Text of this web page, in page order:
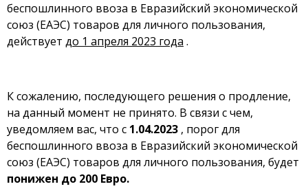
беспошлинного ввоза в Евразийский экономической
союз (ЕАЭС) товаров для личного пользования,
действует до 1 апреля 2023 года .
К сожалению, последующего решения о продление,
на данный момент не принято. В связи с чем,
уведомляем вас, что с 1.04.2023 , порог для
беспошлинного ввоза в Евразийский экономической
союз (ЕАЭС) товаров для личного пользования, будет
понижен до 200 Евро.